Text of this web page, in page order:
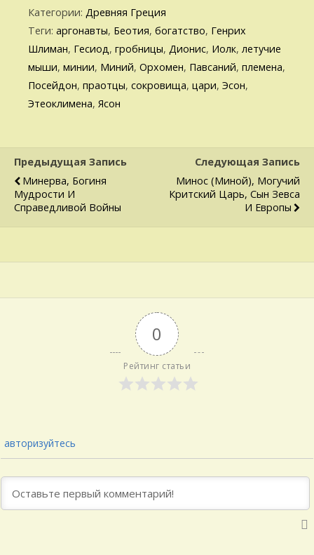
Категории: Древняя Греция
Теги: аргонавты, Беотия, богатство, Генрих
Шлиман, Гесиод , гробницы, Дионис, Иолк, летучие
мыши, минии, Миний, Орхомен, Павсаний, племена,
Посейдон, праотцы, сокровища, цари, Эсон,
Этеоклимена, Ясон
Предыдущая Запись
Минерва, Богиня
Мудрости И
Справедливой Войны
Следующая Запись
Минос (Миной), Могучий
Критский Царь, Сын Зевса
И Европы
0
Рейтинг статьи
авторизуйтесь